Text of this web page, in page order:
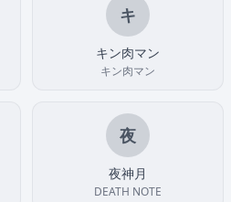
キ
キン肉マン
キン肉マン
夜
夜神月
DEATH NOTE